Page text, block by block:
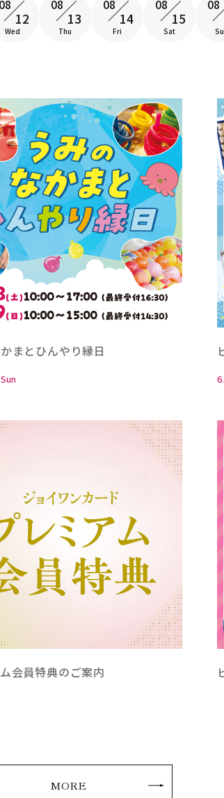
08
12
Wed
08
13
Thu
08
14
Fri
08
15
Sat
08
まとひんやり縁日
会員特典のご案内
MORE